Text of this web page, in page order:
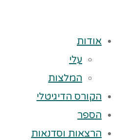
אודות
עלי
המלצות
הקורס הדיגיטלי
הספר
הרצאות וסדנאות